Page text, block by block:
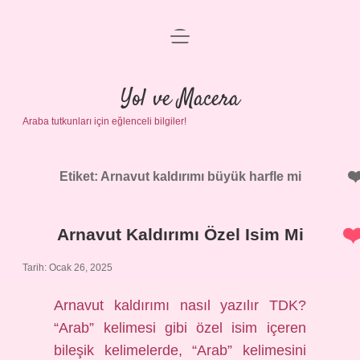
Anasayfa
Gizlilik Politikası
Yasal Uyarı
menüyü
Yol ve Macera
Araba tutkunları için eğlenceli bilgiler!
Etiket: Arnavut kaldırımı büyük harfle mi
Arnavut Kaldırımı Özel Isim Mi
Tarih: Ocak 26, 2025
Arnavut kaldırımı nasıl yazılır TDK?
“Arab” kelimesi gibi özel isim içeren
bileşik kelimelerde, “Arab” kelimesini